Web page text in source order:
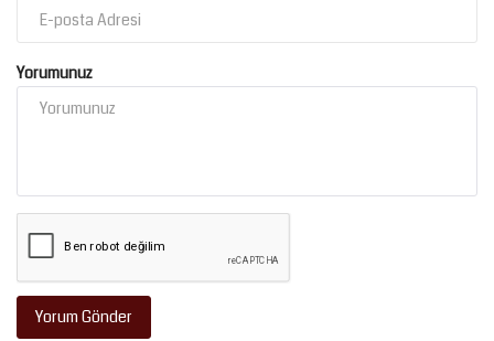
Yorumunuz
Yorum Gönder